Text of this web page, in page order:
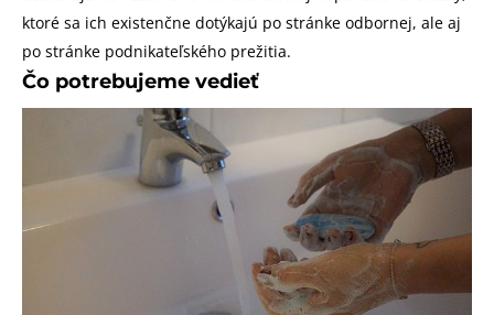
ktoré sa ich existenčne dotýkajú po stránke odbornej, ale aj
po stránke podnikateľského prežitia.
Čo potrebujeme vedieť